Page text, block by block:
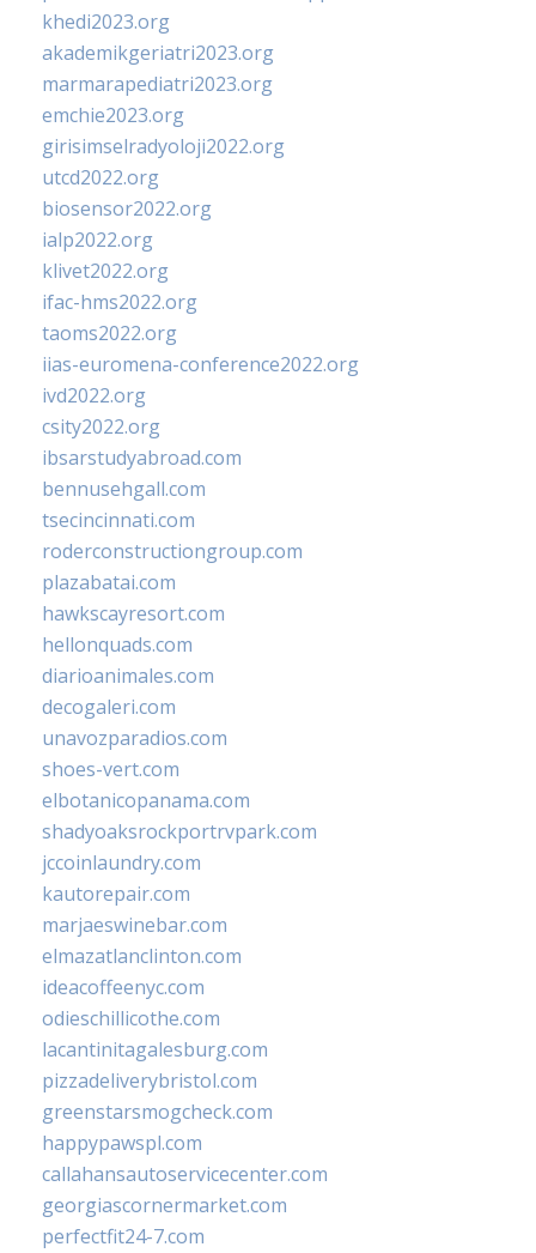
khedi2023.org
akademikgeriatri2023.org
marmarapediatri2023.org
emchie2023.org
girisimselradyoloji2022.org
utcd2022.org
biosensor2022.org
ialp2022.org
klivet2022.org
ifac-hms2022.org
taoms2022.org
iias-euromena-conference2022.org
ivd2022.org
csity2022.org
ibsarstudyabroad.com
bennusehgall.com
tsecincinnati.com
roderconstructiongroup.com
plazabatai.com
hawkscayresort.com
hellonquads.com
diarioanimales.com
decogaleri.com
unavozparadios.com
shoes-vert.com
elbotanicopanama.com
shadyoaksrockportrvpark.com
jccoinlaundry.com
kautorepair.com
marjaeswinebar.com
elmazatlanclinton.com
ideacoffeenyc.com
odieschillicothe.com
lacantinitagalesburg.com
pizzadeliverybristol.com
greenstarsmogcheck.com
happypawspl.com
callahansautoservicecenter.com
georgiascornermarket.com
perfectfit24-7.com